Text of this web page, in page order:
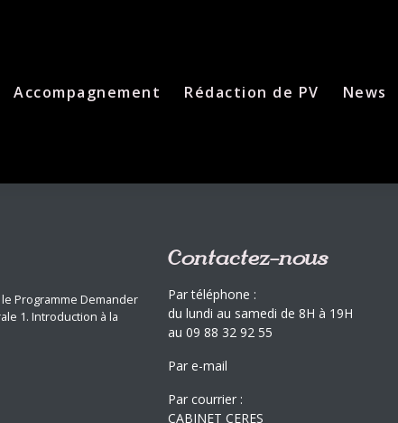
Accompagnement Rédaction de PV News
Programme Demander
1. Introduction à la
Contactez-nous
Par téléphone :
du lundi au samedi de 8H à 19H
au 09 88 32 92 55
Par e-mail
Par courrier :
CABINET CERES